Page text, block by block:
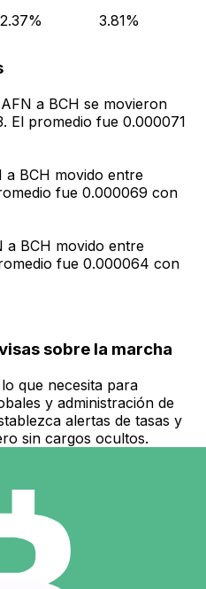
2.37% 3.81%
a BCH se movieron
El promedio fue 0.000071
a BCH movido entre
fue 0.000069 con
a BCH movido entre
fue 0.000064 con
sobre la marcha
que necesita para
y administración de
alertas de tasas y
sin cargos ocultos.